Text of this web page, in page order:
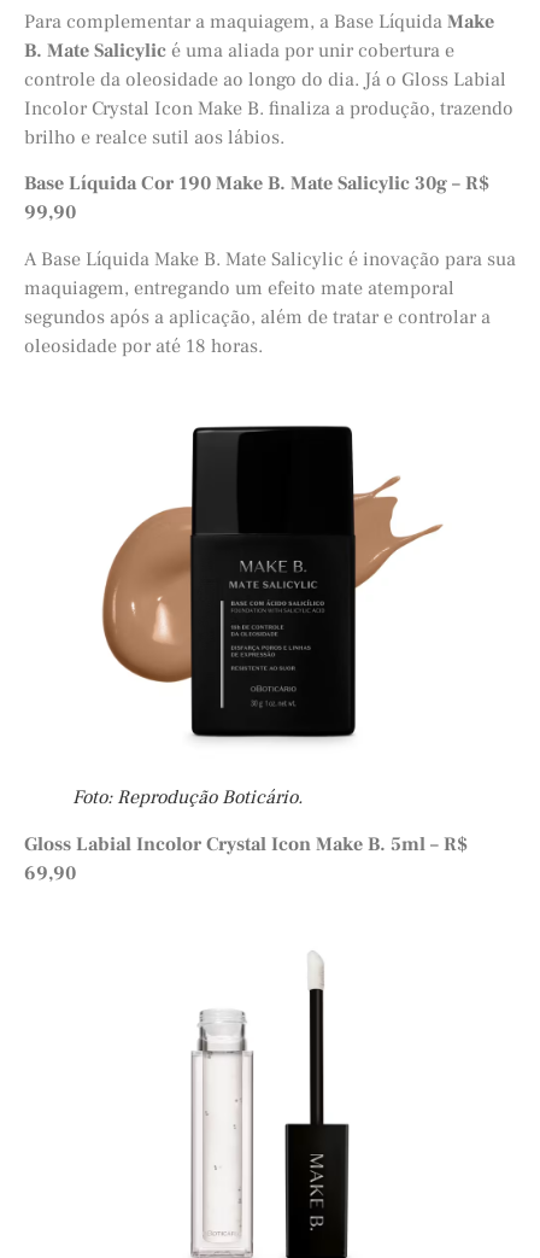
Para complementar a maquiagem, a Base Líquida Make
B. Mate Salicylic é uma aliada por unir cobertura e
controle da oleosidade ao longo do dia. Já o Gloss Labial
Incolor Crystal Icon Make B. finaliza a produção, trazendo
brilho e realce sutil aos lábios.
Base Líquida Cor 190 Make B. Mate Salicylic 30g – R$
99,90
A Base Líquida Make B. Mate Salicylic é inovação para sua
maquiagem, entregando um efeito mate atemporal
segundos após a aplicação, além de tratar e controlar a
oleosidade por até 18 horas.
Foto: Reprodução Boticário.
Gloss Labial Incolor Crystal Icon Make B. 5ml – R$
69,90